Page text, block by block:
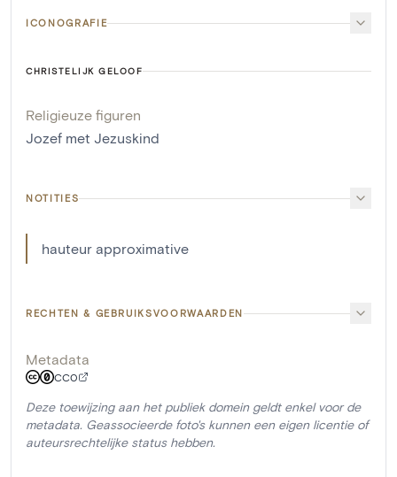
ICONOGRAFIE
CHRISTELIJK GELOOF
Religieuze figuren
Jozef met Jezuskind
NOTITIES
hauteur approximative
RECHTEN & GEBRUIKSVOORWAARDEN
Metadata
CC0
Deze toewijzing aan het publiek domein geldt enkel voor de
metadata. Geassocieerde foto's kunnen een eigen licentie of
auteursrechtelijke status hebben.